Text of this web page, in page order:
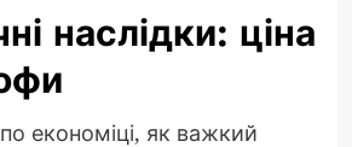
наслідки: ціна
економіці, як важкий